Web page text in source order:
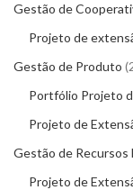
Gestão de
Projeto de
Gestão de Produto
Portfólio Projeto
Projeto de
Gestão de Recursos
Projeto de